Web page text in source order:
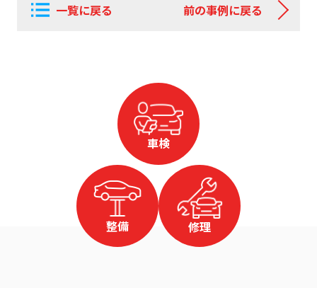
一覧に戻る 前の事例に戻る
車検
整備 修理